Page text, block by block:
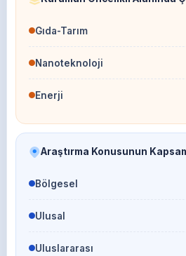
Gıda-Tarım
Nanoteknoloji
Enerji
Araştırma Konusunun
Bölgesel
Ulusal
Uluslararası